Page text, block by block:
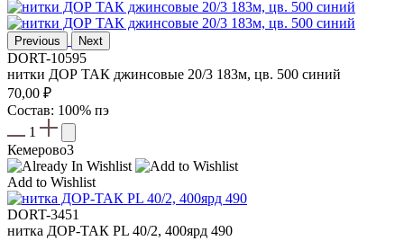
Previous Next
DORT-10595
нитки ДОР ТАК джинсовые 20/3 183м, цв. 500 синий
70,00 ₽
Состав: 100% пэ
1
Кемерово3
Add to Wishlist
DORT-3451
нитка ДОР-ТАК PL 40/2, 400ярд 490